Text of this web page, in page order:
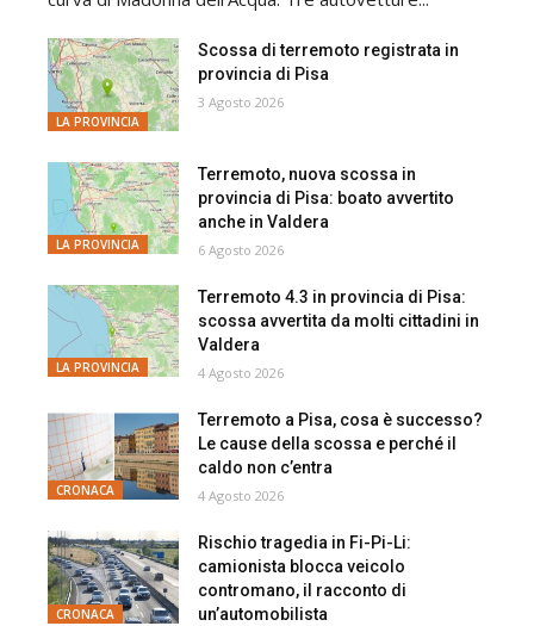
LA PROVINCIA
Scossa di terremoto registrata in
provincia di Pisa
3 Agosto 2026
LA PROVINCIA
Terremoto, nuova scossa in
provincia di Pisa: boato avvertito
anche in Valdera
6 Agosto 2026
LA PROVINCIA
Terremoto 4.3 in provincia di Pisa:
scossa avvertita da molti cittadini in
Valdera
4 Agosto 2026
CRONACA
Terremoto a Pisa, cosa è successo?
Le cause della scossa e perché il
caldo non c’entra
4 Agosto 2026
CRONACA
Rischio tragedia in Fi-Pi-Li:
camionista blocca veicolo
contromano, il racconto di
un’automobilista